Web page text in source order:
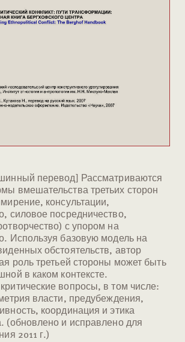
перевод] Рассматриваются
вмешательства третьих сторон
консультации,
силовое посредничество,
с упором на
Используя базовую модель на
обстоятельств, автор
роль третьей стороны может быть
в каком контексте.
вопросы, в том числе:
власти, предубеждения,
координация и этика
(обновлено и исправлено для
2011 г.)